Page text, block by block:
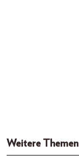
Weitere Themen